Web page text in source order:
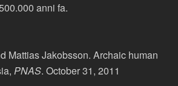
anni fa.
Mattias Jakobsson. Archaic human
PNAS. October 31, 2011